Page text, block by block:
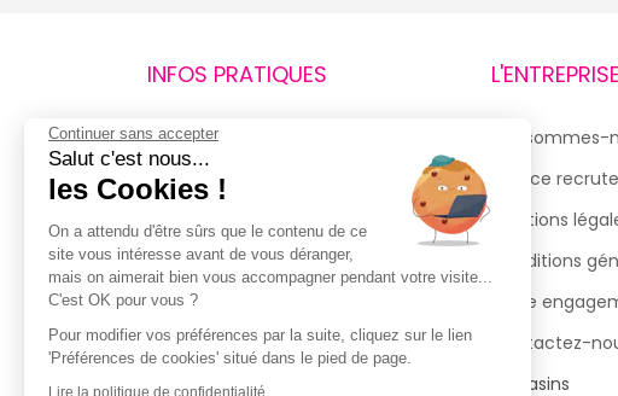
INFOS PRATIQUES
Retours et remboursements
Suivi de commande
Livraisons
Guide des tailles
Politique de confidentialité
Conditions générales d’utilisation
de la Carte de Fidélité
L'ENTREPRISE
Qui sommes-
Espace
Mentions
Conditions
Notre
Contactez-
Magasins
Continuer sans accepter
Salut c'est nous...
les Cookies !
On a attendu d'être sûrs que le contenu de ce
site vous intéresse avant de vous déranger,
mais on aimerait bien vous accompagner pendant votre visite...
C'est OK pour vous ?
Pour modifier vos préférences par la suite, cliquez sur le lien
'Préférences de cookies' situé dans le pied de page.
Lire la politique de confidentialité